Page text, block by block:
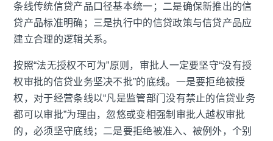
条线传统信贷产品口径基本统一；二是确保新推出的信
贷产品标准明确；三是执行中的信贷政策与信贷产品应
建立合理的逻辑关系。
按照“法无授权不可为”原则，审批人一定要坚守“没有授
权审批的信贷业务坚决不批”的底线。一是要拒绝被授
权，对于经营条线以“凡是监管部门没有禁止的信贷业务
都可以审批”为理由，忽悠或变相强制审批人越权审批
的，必须坚守底线；二是要拒绝被准入、被例外，个别